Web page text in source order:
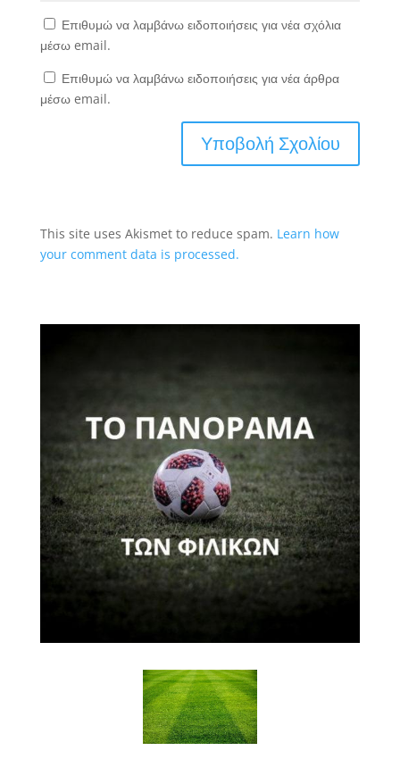
Επιθυμώ να λαμβάνω ειδοποιήσεις για νέα σχόλια
μέσω email.
Επιθυμώ να λαμβάνω ειδοποιήσεις για νέα άρθρα
μέσω email.
This site uses Akismet to reduce spam. Learn how
your comment data is processed.